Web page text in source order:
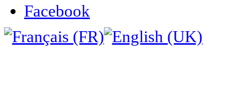
Facebook